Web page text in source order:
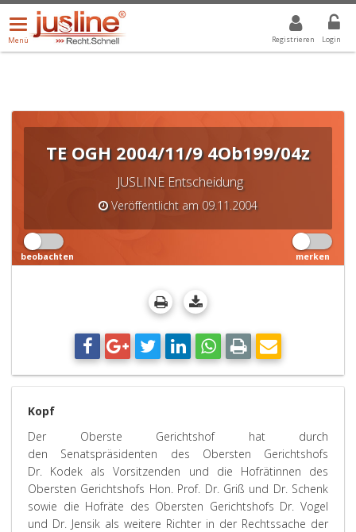
Registrieren Login
Menü
öffnen/schließen
Menü
ALLE DROPDOWN: GEWÄHLTER WERT IST ALLE
TE OGH 2004/11/9 4Ob199/04z
JUSLINE Entscheidung
Veröffentlicht am 09.11.2004
beobachten merken
Kopf
Der Oberste Gerichtshof hat durch
den Senatspräsidenten des Obersten Gerichtshofs
Dr. Kodek als Vorsitzenden und die Hofrätinnen des
Obersten Gerichtshofs Hon. Prof. Dr. Griß und Dr. Schenk
sowie die Hofräte des Obersten Gerichtshofs Dr. Vogel
und Dr. Jensik als weitere Richter in der Rechtssache der